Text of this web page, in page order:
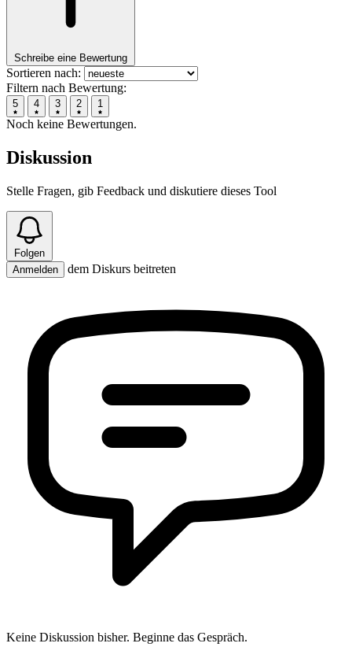
Schreibe eine Bewertung
Sortieren nach:
Filtern nach Bewertung:
5 4 3 2 1
Noch keine Bewertungen.
Diskussion
Stelle Fragen, gib Feedback und diskutiere dieses Tool
Folgen
Anmelden
dem Diskurs beitreten
Keine Diskussion bisher. Beginne das Gespräch.